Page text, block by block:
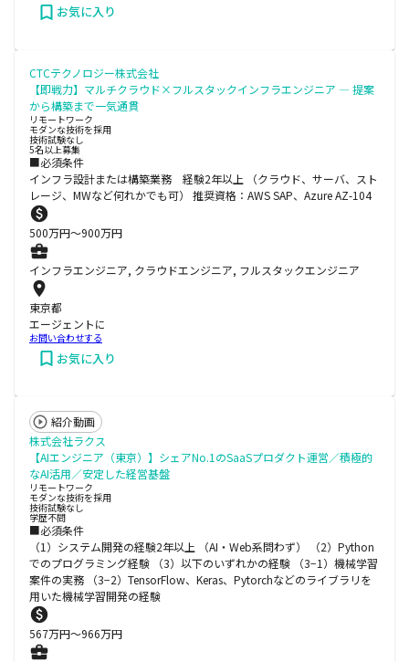
お気に入り
CTCテクノロジー株式会社
【即戦力】マルチクラウド×フルスタックインフラエンジニア ― 提案
から構築まで一気通貫
リモートワーク
モダンな技術を採用
技術試験なし
5名以上募集
■必須条件
インフラ設計または構築業務 経験2年以上 （クラウド、サーバ、スト
レージ、MWなど何れかでも可） 推奨資格：AWS SAP、Azure AZ-104
500万円〜900万円
インフラエンジニア, クラウドエンジニア, フルスタックエンジニア
東京都
エージェントに
お問い合わせする
お気に入り
紹介動画
株式会社ラクス
【AIエンジニア（東京）】シェアNo.1のSaaSプロダクト運営／積極的
なAI活用／安定した経営基盤
リモートワーク
モダンな技術を採用
技術試験なし
学歴不問
■必須条件
（1）システム開発の経験2年以上 （AI・Web系問わず） （2）Python
でのプログラミング経験 （3）以下のいずれかの経験 （3−1）機械学習
案件の実務 （3−2）TensorFlow、Keras、Pytorchなどのライブラリを
用いた機械学習開発の経験
567万円〜966万円